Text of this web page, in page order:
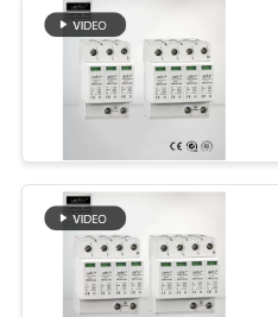
ΑΠΌΣΠΑΣΜΑ
SITEMAP
PRIVACY
POLICY